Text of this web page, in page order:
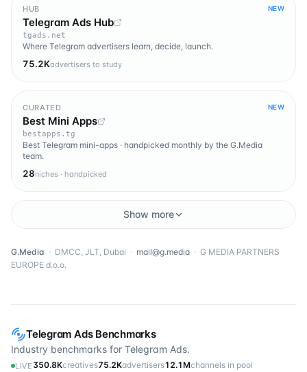
Telegram Ads Benchmarks
Industry benchmarks for Telegram Ads.
LIVE 350.8Kcreatives75.2Kadvertisers12.1Mchannels in pool
HUB NEW
Telegram Ads Hub
tgads.net
Where Telegram advertisers learn, decide, launch.
75.2Kadvertisers to study
CURATED NEW
Best Mini Apps
bestapps.tg
Best Telegram mini-apps · handpicked monthly by the G.Media
team.
28niches · handpicked
Show more
G.Media · DMCC, JLT, Dubai · mail@g.media · G MEDIA PARTNERS
EUROPE d.o.o.